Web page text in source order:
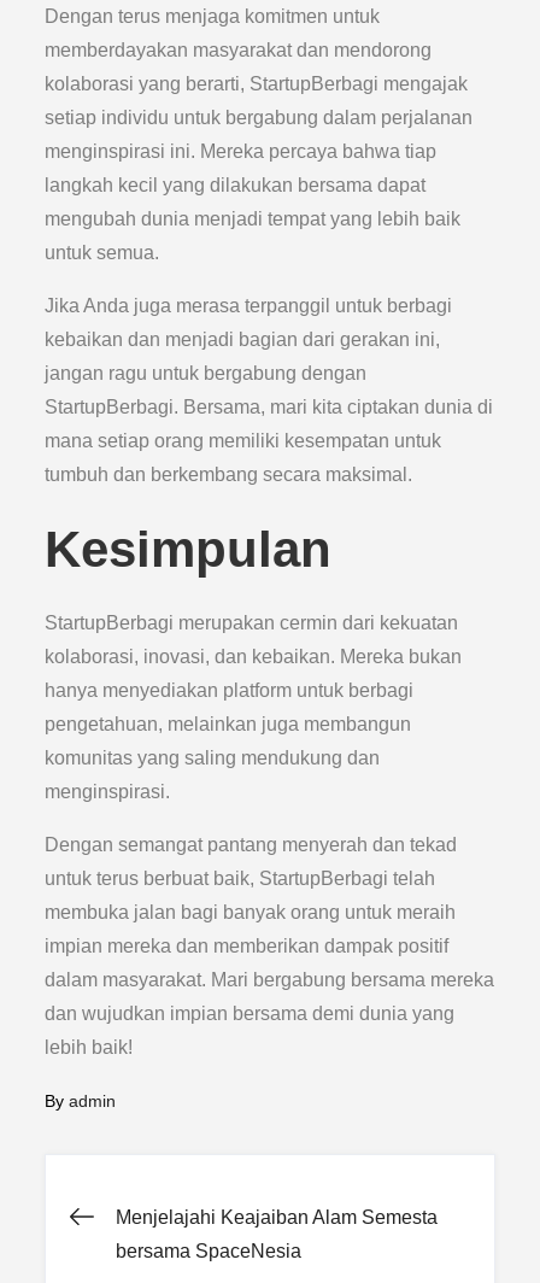
Dengan terus menjaga komitmen untuk
memberdayakan masyarakat dan mendorong
kolaborasi yang berarti, StartupBerbagi mengajak
setiap individu untuk bergabung dalam perjalanan
menginspirasi ini. Mereka percaya bahwa tiap
langkah kecil yang dilakukan bersama dapat
mengubah dunia menjadi tempat yang lebih baik
untuk semua.
Jika Anda juga merasa terpanggil untuk berbagi
kebaikan dan menjadi bagian dari gerakan ini,
jangan ragu untuk bergabung dengan
StartupBerbagi. Bersama, mari kita ciptakan dunia di
mana setiap orang memiliki kesempatan untuk
tumbuh dan berkembang secara maksimal.
Kesimpulan
StartupBerbagi merupakan cermin dari kekuatan
kolaborasi, inovasi, dan kebaikan. Mereka bukan
hanya menyediakan platform untuk berbagi
pengetahuan, melainkan juga membangun
komunitas yang saling mendukung dan
menginspirasi.
Dengan semangat pantang menyerah dan tekad
untuk terus berbuat baik, StartupBerbagi telah
membuka jalan bagi banyak orang untuk meraih
impian mereka dan memberikan dampak positif
dalam masyarakat. Mari bergabung bersama mereka
dan wujudkan impian bersama demi dunia yang
lebih baik!
Byadmin
Post
Menjelajahi Keajaiban Alam Semesta
bersama SpaceNesia